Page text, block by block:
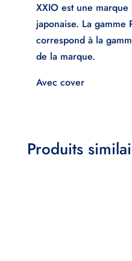
XXIO est une marque
japonaise. La gamme
correspond à la
de la marque.
Avec cover
Produits